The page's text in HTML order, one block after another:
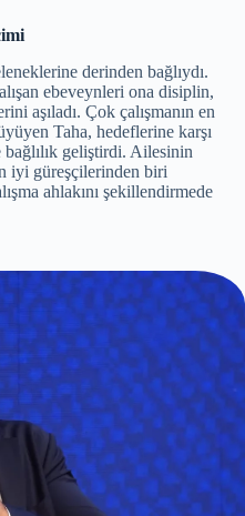
derinden bağlıydı.
ebeveynleri ona disiplin,
aşıladı. Çok çalışmanın en
Taha, hedeflerine karşı
geliştirdi. Ailesinin
iyi güreşçilerinden biri
ahlakını şekillendirmede